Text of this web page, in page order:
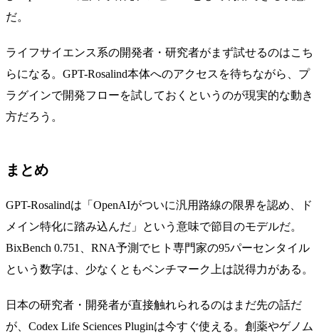
だ。
ライフサイエンス系の開発者・研究者がまず試せるのはこち
らになる。GPT-Rosalind本体へのアクセスを待ちながら、プ
ラグインで開発フローを試しておくというのが現実的な動き
方だろう。
まとめ
GPT-Rosalindは「OpenAIがついに汎用路線の限界を認め、ド
メイン特化に踏み込んだ」という意味で節目のモデルだ。
BixBench 0.751、RNA予測でヒト専門家の95パーセンタイル
という数字は、少なくともベンチマーク上は説得力がある。
日本の研究者・開発者が直接触れられるのはまだ先の話だ
が、Codex Life Sciences Pluginは今すぐ使える。創薬やゲノム